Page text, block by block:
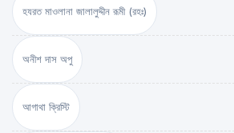
হযরত মাওলানা জালালুদ্দীন রূমী (রহঃ)
অনীশ দাস অপু
আগাথা ক্রিস্টি